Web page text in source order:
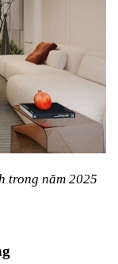
trong năm 2025